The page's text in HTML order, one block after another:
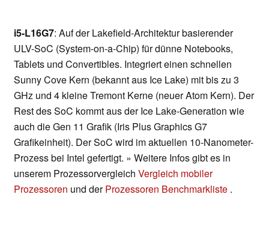
i5-L16G7: Auf der Lakefield-Architektur basierender
ULV-SoC (System-on-a-Chip) für dünne Notebooks,
Tablets und Convertibles. Integriert einen schnellen
Sunny Cove Kern (bekannt aus Ice Lake) mit bis zu 3
GHz und 4 kleine Tremont Kerne (neuer Atom Kern). Der
Rest des SoC kommt aus der Ice Lake-Generation wie
auch die Gen 11 Grafik (Iris Plus Graphics G7
Grafikeinheit). Der SoC wird im aktuellen 10-Nanometer-
Prozess bei Intel gefertigt. » Weitere Infos gibt es in
unserem Prozessorvergleich Vergleich mobiler
Prozessoren und derProzessoren Benchmarkliste .